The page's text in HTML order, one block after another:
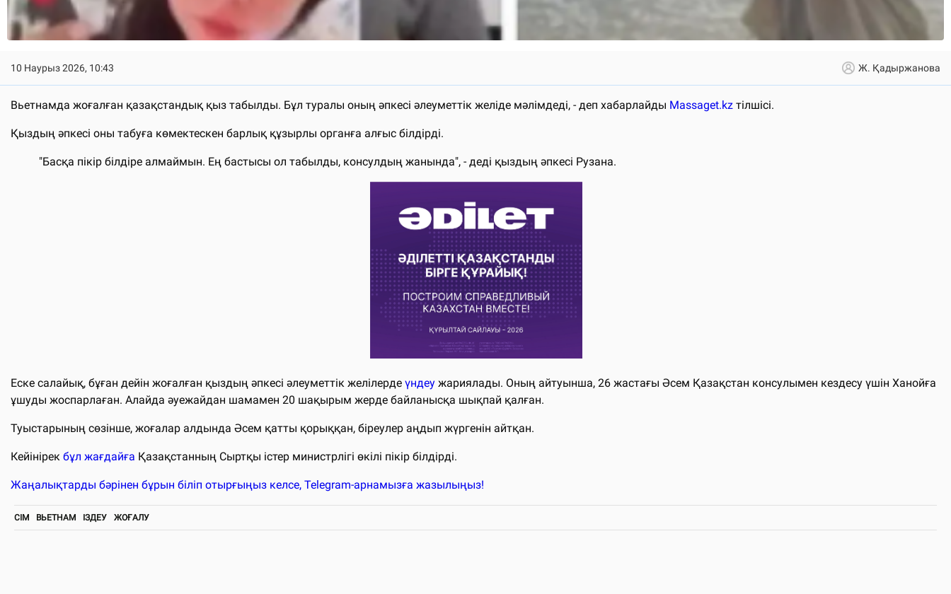
10 Наурыз 2026, 10:43 Ж. Қадыржанова
Вьетнамда жоғалған қазақстандық қыз табылды. Бұл туралы оның әпкесі әлеуметтік желіде мәлімдеді, - деп хабарлайды Massaget.kz тілшісі.
Қыздың әпкесі оны табуға көмектескен барлық құзырлы органға алғыс білдірді.
"Басқа пікір білдіре алмаймын. Ең бастысы ол табылды, консулдың жанында", - деді қыздың әпкесі Рузана.
Еске салайық, бұған дейін жоғалған қыздың әпкесі әлеуметтік желілерде үндеу жариялады. Оның айтуынша, 26 жастағы Әсем Қазақстан консулымен кездесу үшін Ханойға
ұшуды жоспарлаған. Алайда әуежайдан шамамен 20 шақырым жерде байланысқа шықпай қалған.
Туыстарының сөзінше, жоғалар алдында Әсем қатты қорыққан, біреулер аңдып жүргенін айтқан.
Кейінірек бұл жағдайға Қазақстанның Сыртқы істер министрлігі өкілі пікір білдірді.
Жаңалықтарды бәрінен бұрын біліп отырғыңыз келсе, Telegram-арнамызға жазылыңыз!
СІМ ВЬЕТНАМ ІЗДЕУ ЖОҒАЛУ